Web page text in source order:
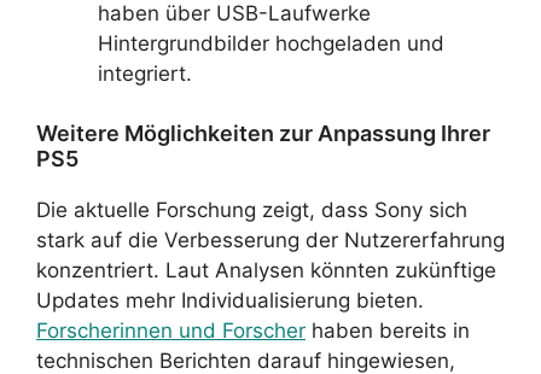
haben über USB-Laufwerke
Hintergrundbilder hochgeladen und
integriert.
Weitere Möglichkeiten zur Anpassung Ihrer
PS5
Die aktuelle Forschung zeigt, dass Sony sich
stark auf die Verbesserung der Nutzererfahrung
konzentriert. Laut Analysen könnten zukünftige
Updates mehr Individualisierung bieten.
Forscherinnen und Forscher haben bereits in
technischen Berichten darauf hingewiesen,